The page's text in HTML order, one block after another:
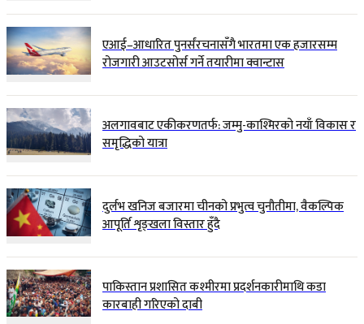
एआई–आधारित पुनर्संरचनासँगै भारतमा एक हजारसम्म
रोजगारी आउटसोर्स गर्ने तयारीमा क्वान्टास
अलगावबाट एकीकरणतर्फ: जम्मु-काश्मिरको नयाँ विकास र
समृद्धिको यात्रा
दुर्लभ खनिज बजारमा चीनको प्रभुत्व चुनौतीमा, वैकल्पिक
आपूर्ति शृङ्खला विस्तार हुँदै
पाकिस्तान प्रशासित कश्मीरमा प्रदर्शनकारीमाथि कडा
कारबाही गरिएको दाबी